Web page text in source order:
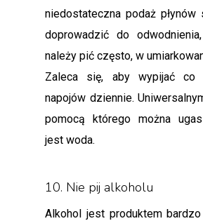
niedostateczna podaż
doprowadzić do
należy pić często, w
Zaleca się, aby wypijać co
napojów dziennie.
pomocą którego można
jest woda.
10. Nie pij alkoholu
Alkohol jest produktem